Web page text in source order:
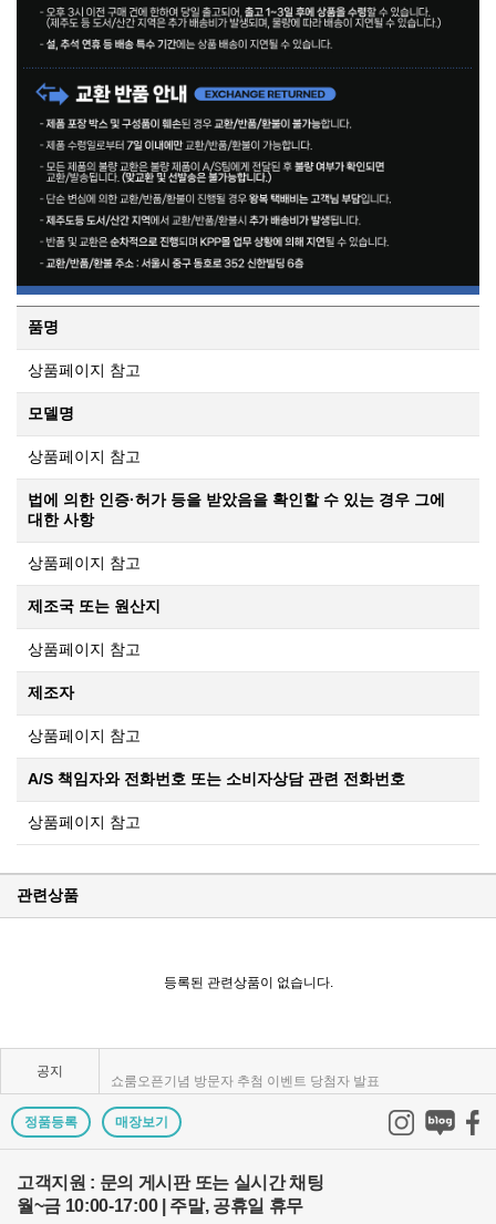
품명
상품페이지 참고
모델명
상품페이지 참고
법에 의한 인증·허가 등을 받았음을 확인할 수 있는 경우 그에
대한 사항
상품페이지 참고
제조국 또는 원산지
상품페이지 참고
제조자
상품페이지 참고
A/S 책임자와 전화번호 또는 소비자상담 관련 전화번호
상품페이지 참고
관련상품
등록된 관련상품이 없습니다.
공지
KPP 쇼룸 강의장 무료 대관
제1회 티티아티산 사진공모전 결과발표
2024 레오포토 부산 세미나 경품추첨 당첨자 발표
정품등록 매장보기
고객지원 : 문의 게시판 또는 실시간 채팅
월~금 10:00-17:00 | 주말, 공휴일 휴무